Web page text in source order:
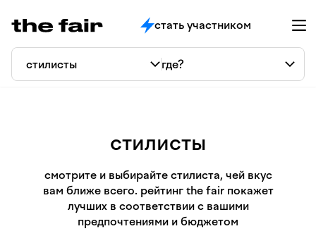
стать участником
стилисты
смотрите и выбирайте стилиста, чей вкус
вам ближе всего. рейтинг the fair покажет
лучших в соответствии с вашими
предпочтениями и бюджетом